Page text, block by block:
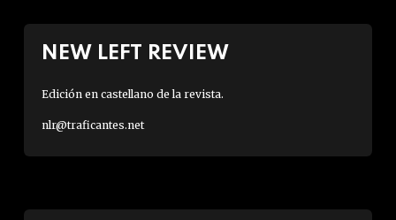
NEW LEFT REVIEW
Edición en castellano de la revista.
nlr@traficantes.net